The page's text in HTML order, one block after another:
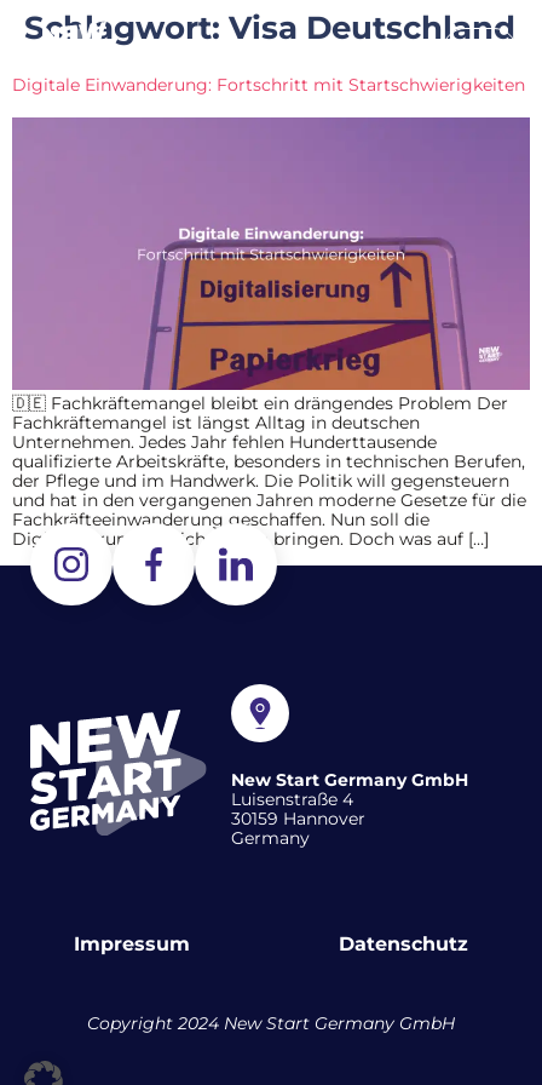
Schlagwort: Visa Deutschland
Digitale Einwanderung: Fortschritt mit Startschwierigkeiten
🇩🇪 Fachkräftemangel bleibt ein drängendes Problem Der
Fachkräftemangel ist längst Alltag in deutschen
Unternehmen. Jedes Jahr fehlen Hunderttausende
qualifizierte Arbeitskräfte, besonders in technischen Berufen,
der Pflege und im Handwerk. Die Politik will gegensteuern
und hat in den vergangenen Jahren moderne Gesetze für die
Fachkräfteeinwanderung geschaffen. Nun soll die
Digitalisierung endlich Tempo bringen. Doch was auf […]
New Start Germany GmbH
Luisenstraße 4
30159 Hannover
Germany
Impressum Datenschutz
Copyright 2024 New Start Germany GmbH